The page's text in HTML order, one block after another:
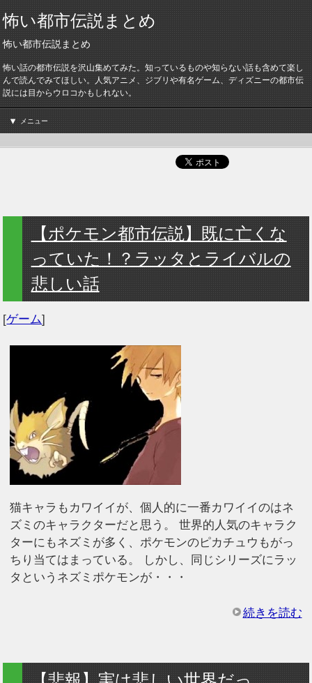
怖い都市伝説まとめ
怖い都市伝説まとめ
怖い話の都市伝説を沢山集めてみた。知っているものや知らない話も含めて楽し
んで読んでみてほしい。人気アニメ、ジブリや有名ゲーム、ディズニーの都市伝
説には目からウロコかもしれない。
メニュー
【ポケモン都市伝説】既に亡くな
っていた！？ラッタとライバルの
悲しい話
[ゲーム]
猫キャラもカワイイが、個人的に一番カワイイのはネ
ズミのキャラクターだと思う。 世界的人気のキャラク
ターにもネズミが多く、ポケモンのピカチュウもがっ
ちり当てはまっている。 しかし、同じシリーズにラッ
タというネズミポケモンが・・・
続きを読む